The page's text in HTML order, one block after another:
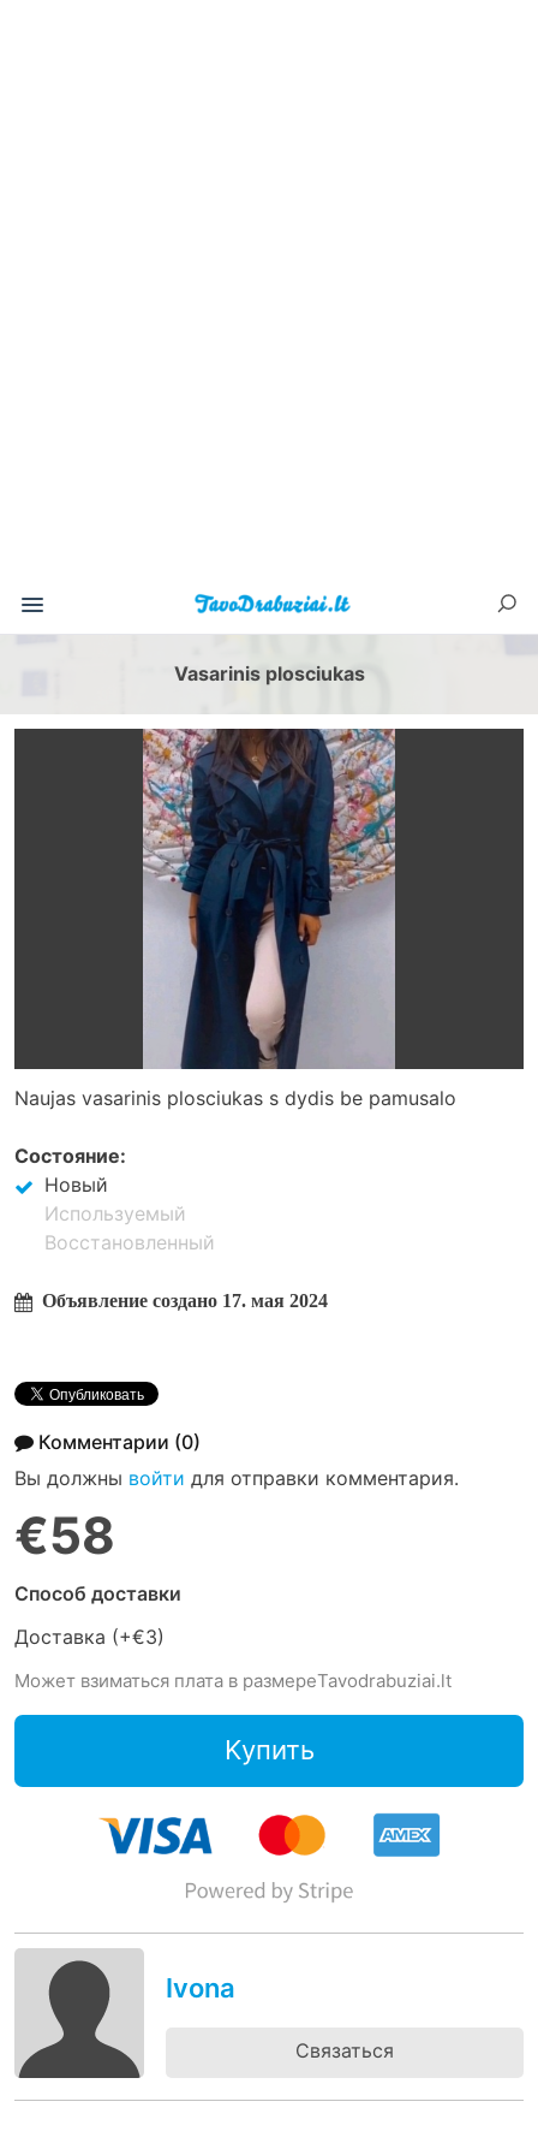
Vasarinis plosciukas
Naujas vasarinis plosciukas s dydis be pamusalo
Cостояние:
Новый
Используемый
Восстановленный
Объявление создано 17. мая 2024
Комментарии (0)
Вы должны войти для отправки комментария.
€58
Способ доставки
Доставка (+€3)
Может взиматься плата в размереTavodrabuziai.lt
Kупить
Ivona
Связаться